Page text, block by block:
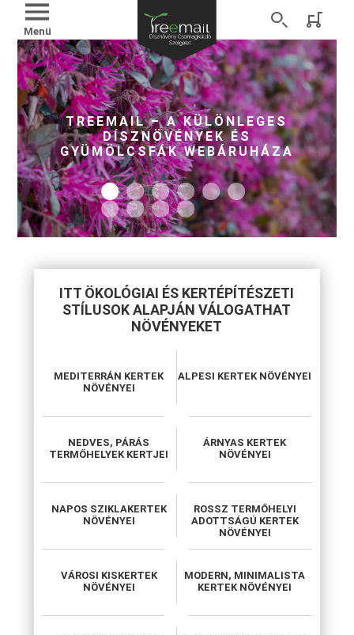
Menü
SELYEMMIRTUSZOK
MEGNÉZEM
ITT ÖKOLÓGIAI ÉS KERTÉPÍTÉSZETI
STÍLUSOK ALAPJÁN VÁLOGATHAT
NÖVÉNYEKET
MEDITERRÁN KERTEK
NÖVÉNYEI
ALPESI KERTEK NÖVÉNYEI
NEDVES, PÁRÁS
TERMŐHELYEK KERTJEI
ÁRNYAS KERTEK
NÖVÉNYEI
NAPOS SZIKLAKERTEK
NÖVÉNYEI
ROSSZ TERMŐHELYI
ADOTTSÁGÚ KERTEK
NÖVÉNYEI
VÁROSI KISKERTEK
NÖVÉNYEI
MODERN, MINIMALISTA
KERTEK NÖVÉNYEI